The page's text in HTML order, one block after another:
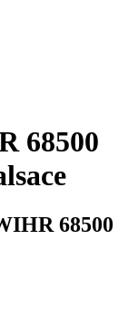
68500
68500